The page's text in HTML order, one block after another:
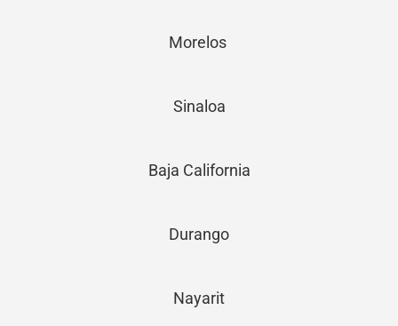
Morelos
Sinaloa
Baja California
Durango
Nayarit